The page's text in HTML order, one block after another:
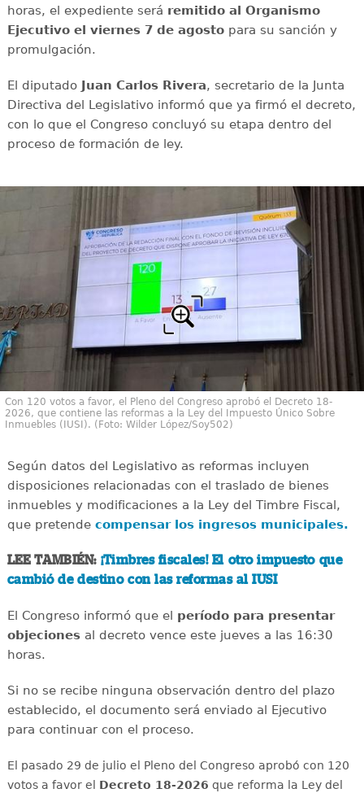
horas, el expediente será remitido al Organismo
Ejecutivo el viernes 7 de agostopara su sanción y
promulgación.
El diputado Juan Carlos Rivera, secretario de la Junta
Directiva del Legislativo informó que ya firmó el decreto,
con lo que el Congreso concluyó su etapa dentro del
proceso de formación de ley.
Con 120 votos a favor, el Pleno del Congreso aprobó el Decreto 18-
2026, que contiene las reformas a la Ley del Impuesto Único Sobre
Inmuebles (IUSI). (Foto: Wilder López/Soy502)
Según datos del Legislativo as reformas incluyen
disposiciones relacionadas con el traslado de bienes
inmuebles y modificaciones a la Ley del Timbre Fiscal,
que pretende compensar los ingresos municipales.
LEE TAMBIÉN: ¡Timbres fiscales! El otro impuesto que
cambió de destino con las reformas al IUSI
El Congreso informó que el período para presentar
objecionesal decreto vence este jueves a las 16:30
horas.
Si no se recibe ninguna observación dentro del plazo
establecido, el documento será enviado al Ejecutivo
para continuar con el proceso.
El pasado 29 de julio el Pleno del Congreso aprobó con 120
votos a favor el Decreto 18-2026 que reforma la Ley del